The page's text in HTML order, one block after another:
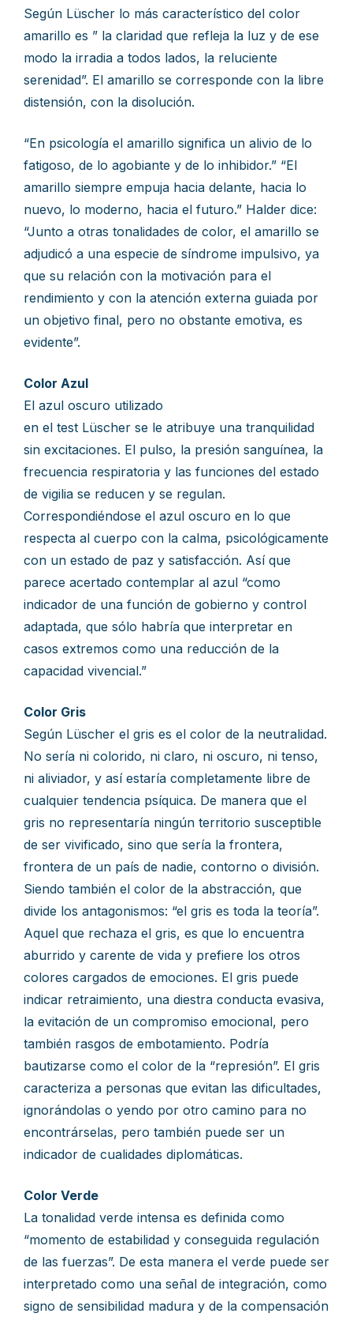
Según Lüscher lo más característico del color
amarillo es ” la claridad que refleja la luz y de ese
modo la irradia a todos lados, la reluciente
serenidad”. El amarillo se corresponde con la libre
distensión, con la disolución.
“En psicología el amarillo significa un alivio de lo
fatigoso, de lo agobiante y de lo inhibidor.” “El
amarillo siempre empuja hacia delante, hacia lo
nuevo, lo moderno, hacia el futuro.” Halder dice:
“Junto a otras tonalidades de color, el amarillo se
adjudicó a una especie de síndrome impulsivo, ya
que su relación con la motivación para el
rendimiento y con la atención externa guiada por
un objetivo final, pero no obstante emotiva, es
evidente”.
Color Azul
El azul oscuro utilizado
en el test Lüscher se le atribuye una tranquilidad
sin excitaciones. El pulso, la presión sanguínea, la
frecuencia respiratoria y las funciones del estado
de vigilia se reducen y se regulan.
Correspondiéndose el azul oscuro en lo que
respecta al cuerpo con la calma, psicológicamente
con un estado de paz y satisfacción. Así que
parece acertado contemplar al azul “como
indicador de una función de gobierno y control
adaptada, que sólo habría que interpretar en
casos extremos como una reducción de la
capacidad vivencial.”
Color Gris
Según Lüscher el gris es el color de la neutralidad.
No sería ni colorido, ni claro, ni oscuro, ni tenso,
ni aliviador, y así estaría completamente libre de
cualquier tendencia psíquica. De manera que el
gris no representaría ningún territorio susceptible
de ser vivificado, sino que sería la frontera,
frontera de un país de nadie, contorno o división.
Siendo también el color de la abstracción, que
divide los antagonismos: “el gris es toda la teoría”.
Aquel que rechaza el gris, es que lo encuentra
aburrido y carente de vida y prefiere los otros
colores cargados de emociones. El gris puede
indicar retraimiento, una diestra conducta evasiva,
la evitación de un compromiso emocional, pero
también rasgos de embotamiento. Podría
bautizarse como el color de la “represión”. El gris
caracteriza a personas que evitan las dificultades,
ignorándolas o yendo por otro camino para no
encontrárselas, pero también puede ser un
indicador de cualidades diplomáticas.
Color Verde
La tonalidad verde intensa es definida como
“momento de estabilidad y conseguida regulación
de las fuerzas”. De esta manera el verde puede ser
interpretado como una señal de integración, como
signo de sensibilidad madura y de la compensación